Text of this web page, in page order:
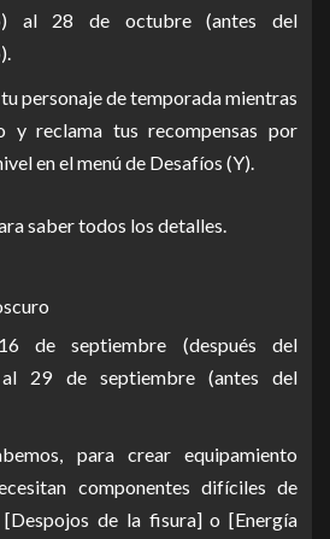
al 28 de octubre (antes del
personaje de temporada mientras
y reclama tus recompensas por
en el menú de Desafíos (Y).
saber todos los detalles.
de septiembre (después del
al 29 de septiembre (antes del
para crear equipamiento
componentes difíciles de
[Despojos de la fisura] o [Energía